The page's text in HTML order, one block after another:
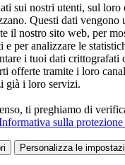
sui nostri utenti, sul loro
Questi dati vengono
il nostro sito web, per
e per analizzare le
i tuoi dati crittografati
offerte tramite i loro
già i loro servizi.
ti preghiamo di
sulla protezione
Personalizza le